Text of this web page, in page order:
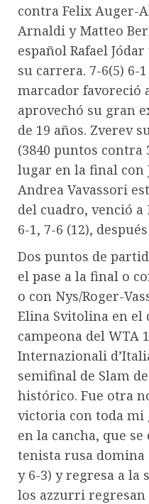
contra Felix Auger-
Arnaldi y Matteo
español Rafael
su carrera. 7-6(5) 6-
marcador favoreció
aprovechó su gran
de 19 años. Zverev
(3840 puntos contra
lugar en la final con
Andrea Vavassori
del cuadro, venció
6-1, 7-6 (12),
Dos puntos de
el pase a la final o
o con Nys/Roger-
Elina Svitolina en el
campeona del WTA
Internazionali
semifinal de Slam
histórico. Fue otra
victoria con toda mi
en la cancha, que
tenista rusa domina
y 6-3) y regresa a la
los azzurri